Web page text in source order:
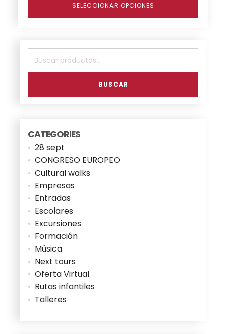
SELECCIONAR OPCIONES
Buscar
BUSCAR
CATEGORIES
28 sept
CONGRESO EUROPEO
Cultural walks
Empresas
Entradas
Escolares
Excursiones
Formación
Música
Next tours
Oferta Virtual
Rutas infantiles
Talleres